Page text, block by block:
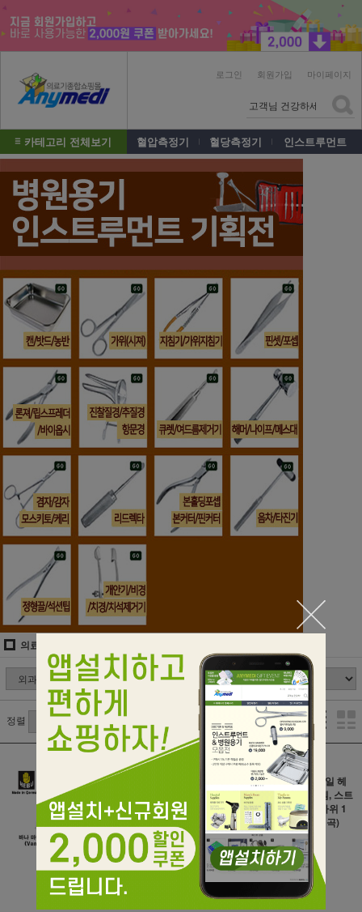
로그인 회원가입 마이페이지
카테고리 전체보기 혈압측정기 혈당측정기 인스트루먼트
의료용기구/병원용기/핀셋
정렬
0[HEBU] 독일 헤
가위 Vannas
HB7380
HB7381
412,000원
4,120원 적립
[HEBU] 독일 헤
부 안과메쳄, 스트
라비무스 가위 1
1.5cm (직, 곡)
11.5cm
HB1888
HB1889
97,000원
970원 적립